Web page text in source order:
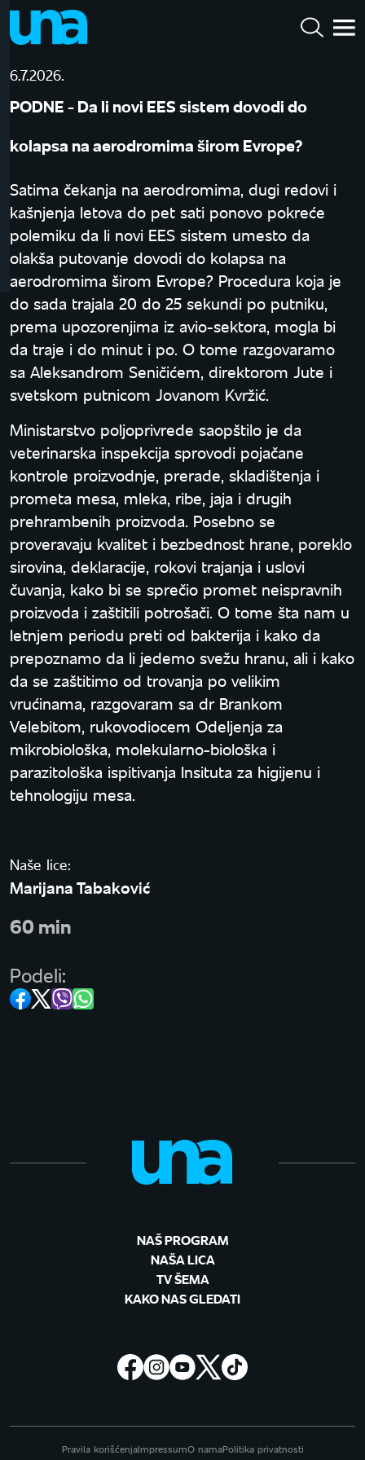
6.7.2026.
PODNE - Da li novi EES sistem dovodi do
kolapsa na aerodromima širom Evrope?
Satima čekanja na aerodromima, dugi redovi i
kašnjenja letova do pet sati ponovo pokreće
polemiku da li novi EES sistem umesto da
olakša putovanje dovodi do kolapsa na
aerodromima širom Evrope? Procedura koja je
do sada trajala 20 do 25 sekundi po putniku,
prema upozorenjima iz avio-sektora, mogla bi
da traje i do minut i po. O tome razgovaramo
sa Aleksandrom Seničićem, direktorom Jute i
svetskom putnicom Jovanom Kvržić.
Ministarstvo poljoprivrede saopštilo je da
veterinarska inspekcija sprovodi pojačane
kontrole proizvodnje, prerade, skladištenja i
prometa mesa, mleka, ribe, jaja i drugih
prehrambenih proizvoda. Posebno se
proveravaju kvalitet i bezbednost hrane, poreklo
sirovina, deklaracije, rokovi trajanja i uslovi
čuvanja, kako bi se sprečio promet neispravnih
proizvoda i zaštitili potrošači. O tome šta nam u
letnjem periodu preti od bakterija i kako da
prepoznamo da li jedemo svežu hranu, ali i kako
da se zaštitimo od trovanja po velikim
vrućinama, razgovaram sa dr Brankom
Velebitom, rukovodiocem Odeljenja za
mikrobiološka, molekularno-biološka i
parazitološka ispitivanja Insituta za higijenu i
tehnologiju mesa.
Naše lice:
Marijana Tabaković
60 min
Podeli:
NAŠ PROGRAM
NAŠA LICA
TV ŠEMA
KAKO NAS GLEDATI
Pravila korišćenjaImpressumO namaPolitika privatnosti